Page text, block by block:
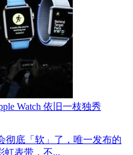
Watch 依旧一枝独秀
彻底「软」了，唯一发布的
虹表带，不...